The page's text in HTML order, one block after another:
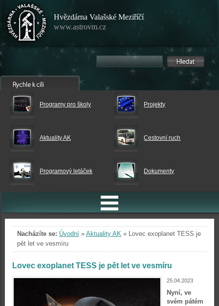
Hvězdárna Valašské Meziříčí
www.astrovm.cz
Programy pro školy Projekty
Aktuality AK Cestovní ruch
Programový letáček Dokumenty
Nacházíte se: Úvodní » Aktuality AK » Lovec exoplanet TESS je
pět let ve vesmíru
Lovec exoplanet TESS je pět let ve vesmíru
25.04.2023
Nyní, ve
svém pátém